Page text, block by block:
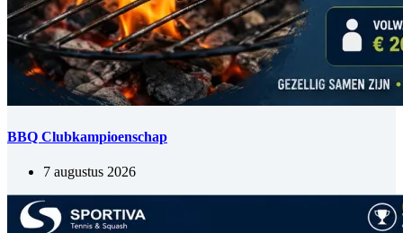
BBQ Clubkampioenschap
7 augustus 2026